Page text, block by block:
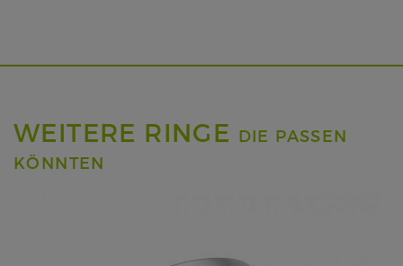
WEITERE RINGE DIE PASSEN
KÖNNTEN